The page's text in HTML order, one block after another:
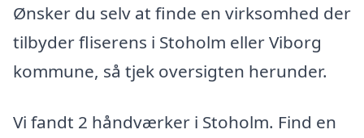
Ønsker du selv at finde en virksomhed der
tilbyder fliserens i Stoholm eller Viborg
kommune, så tjek oversigten herunder.
Vi fandt 2 håndværker i Stoholm. Find en